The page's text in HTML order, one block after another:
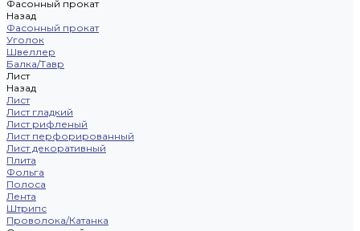
Фасонный прокат
Назад
Фасонный прокат
Уголок
Швеллер
Балка/Тавр
Лист
Назад
Лист
Лист гладкий
Лист рифленый
Лист перфорированный
Лист декоративный
Плита
Фольга
Полоса
Лента
Штрипс
Проволока/Катанка